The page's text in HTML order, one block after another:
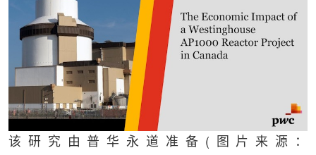
该研究由普华永道准备(图片来源：